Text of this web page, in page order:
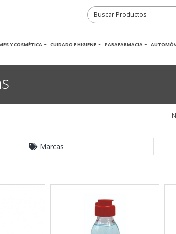
Y COSMÉTICA CUIDADO E HIGIENE PARAFARMACIA
Marcas